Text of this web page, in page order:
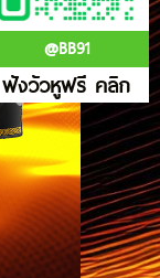
@BB91
ฟังวัวหูฟรี คลิก